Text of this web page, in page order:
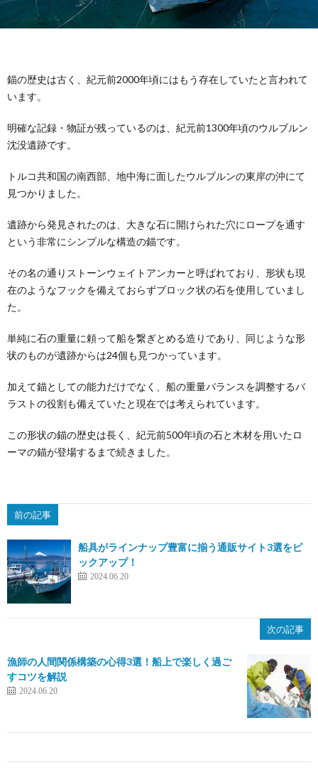
錨の歴史は古く、紀元前2000年頃にはもう存在していたと言われて
います。
明確な記録・物証が残っているのは、紀元前1300年頃のウルブルン
沈没遺跡です。
トルコ共和国の南西部、地中海に面したウルブルンの東岸の沖にて
見つかりました。
遺跡から発見されたのは、大きな石に開けられた穴にロープを通す
という非常にシンプルな構造の錨です。
その名の通りストーンウェイトアンカーと呼ばれており、形状も現
在のようなフックを備えておらずブロック状の石を使用していまし
た。
単純に石の重量に頼って船を繋ぎとめる造りであり、同じような形
状のものが遺跡からは24個も見つかっています。
加えて錨としての能力だけでなく、船の重量バランスを調整するバ
ラストの役割も備えていたと現在では考えられています。
この形状の錨の歴史は長く、紀元前500年頃の石と木材を用いたロ
ーマの錨が登場するまで続きました。
前の記事
船具がラインナップ豊富に揃う通販サイト3選をピ
ックアップ！
2024.06.20
次の記事
漁師の人間関係構築の心得3選！船上で楽しく過ご
すコツを解説
2024.06.20